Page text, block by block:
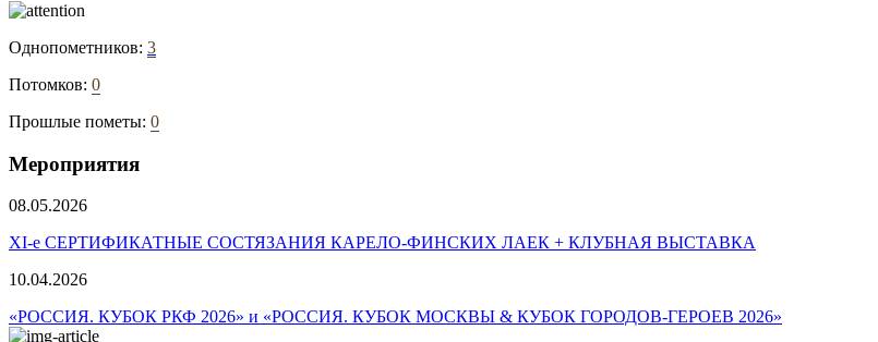
Однопометников: 3
Потомков: 0
Прошлые пометы: 0
Мероприятия
08.05.2026
ХI-е СЕРТИФИКАТНЫЕ СОСТЯЗАНИЯ КАРЕЛО-ФИНСКИХ ЛАЕК + КЛУБНАЯ ВЫСТАВКА
10.04.2026
«РОССИЯ. КУБОК РКФ 2026» и «РОССИЯ. КУБОК МОСКВЫ & КУБОК ГОРОДОВ-ГЕРОЕВ 2026»